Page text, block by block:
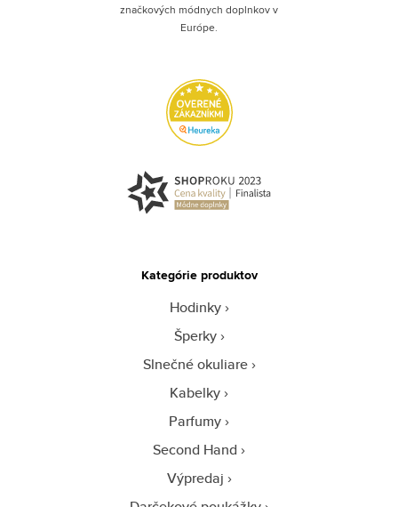
značkových módnych doplnkov v
Európe.
Kategórie produktov
Hodinky
Šperky
Slnečné okuliare
Kabelky
Parfumy
Second Hand
Výpredaj